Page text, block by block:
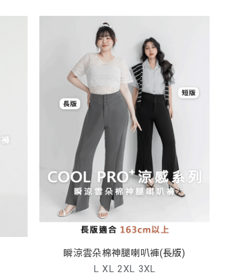
瞬涼雲朵棉神腿喇叭褲(長版)
L XL 2XL 3XL